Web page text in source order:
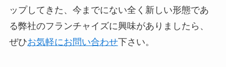
ップしてきた、今までにない全く新しい形態であ
る弊社のフランチャイズに興味がありましたら、
ぜひお気軽にお問い合わせ下さい。